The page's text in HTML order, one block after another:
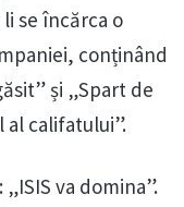
se încărca o
conținând
și „Spart de
al califatului”.
va domina”.